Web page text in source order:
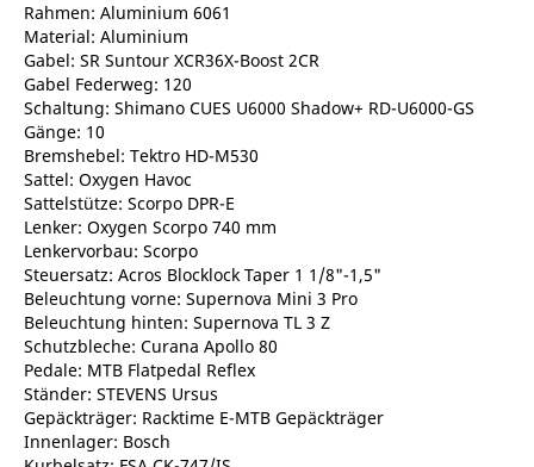
Rahmen: Aluminium 6061
Material: Aluminium
Gabel: SR Suntour XCR36X-Boost 2CR
Gabel Federweg: 120
Schaltung: Shimano CUES U6000 Shadow+ RD-U6000-GS
Gänge: 10
Bremshebel: Tektro HD-M530
Sattel: Oxygen Havoc
Sattelstütze: Scorpo DPR-E
Lenker: Oxygen Scorpo 740 mm
Lenkervorbau: Scorpo
Steuersatz: Acros Blocklock Taper 1 1/8"-1,5"
Beleuchtung vorne: Supernova Mini 3 Pro
Beleuchtung hinten: Supernova TL 3 Z
Schutzbleche: Curana Apollo 80
Pedale: MTB Flatpedal Reflex
Ständer: STEVENS Ursus
Gepäckträger: Racktime E-MTB Gepäckträger
Innenlager: Bosch